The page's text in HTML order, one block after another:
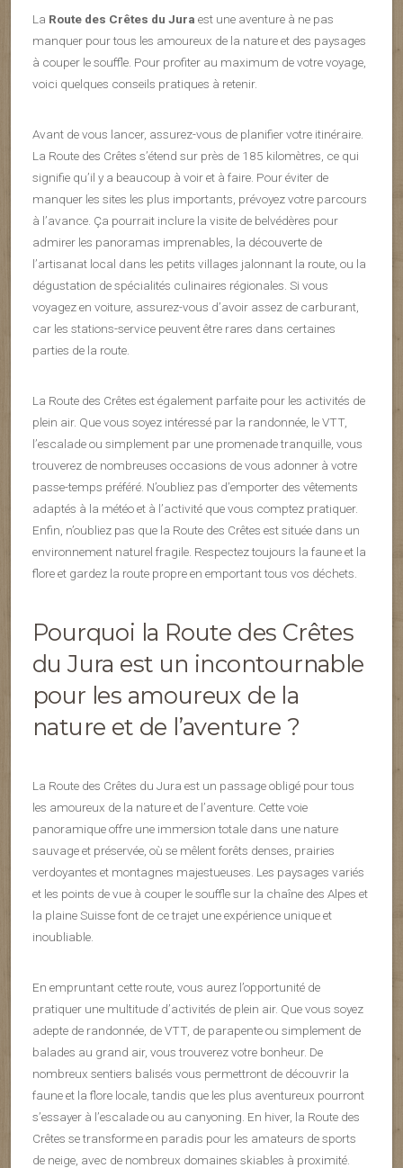
La Route des Crêtes du Jura est une aventure à ne pas
manquer pour tous les amoureux de la nature et des paysages
à couper le souffle. Pour profiter au maximum de votre voyage,
voici quelques conseils pratiques à retenir.
Avant de vous lancer, assurez-vous de planifier votre itinéraire.
La Route des Crêtes s’étend sur près de 185 kilomètres, ce qui
signifie qu’il y a beaucoup à voir et à faire. Pour éviter de
manquer les sites les plus importants, prévoyez votre parcours
à l’avance. Ça pourrait inclure la visite de belvédères pour
admirer les panoramas imprenables, la découverte de
l’artisanat local dans les petits villages jalonnant la route, ou la
dégustation de spécialités culinaires régionales. Si vous
voyagez en voiture, assurez-vous d’avoir assez de carburant,
car les stations-service peuvent être rares dans certaines
parties de la route.
La Route des Crêtes est également parfaite pour les activités de
plein air. Que vous soyez intéressé par la randonnée, le VTT,
l’escalade ou simplement par une promenade tranquille, vous
trouverez de nombreuses occasions de vous adonner à votre
passe-temps préféré. N’oubliez pas d’emporter des vêtements
adaptés à la météo et à l’activité que vous comptez pratiquer.
Enfin, n’oubliez pas que la Route des Crêtes est située dans un
environnement naturel fragile. Respectez toujours la faune et la
flore et gardez la route propre en emportant tous vos déchets.
Pourquoi la Route des Crêtes
du Jura est un incontournable
pour les amoureux de la
nature et de l’aventure ?
La Route des Crêtes du Jura est un passage obligé pour tous
les amoureux de la nature et de l’aventure. Cette voie
panoramique offre une immersion totale dans une nature
sauvage et préservée, où se mêlent forêts denses, prairies
verdoyantes et montagnes majestueuses. Les paysages variés
et les points de vue à couper le souffle sur la chaîne des Alpes et
la plaine Suisse font de ce trajet une expérience unique et
inoubliable.
En empruntant cette route, vous aurez l’opportunité de
pratiquer une multitude d’activités de plein air. Que vous soyez
adepte de randonnée, de VTT, de parapente ou simplement de
balades au grand air, vous trouverez votre bonheur. De
nombreux sentiers balisés vous permettront de découvrir la
faune et la flore locale, tandis que les plus aventureux pourront
s’essayer à l’escalade ou au canyoning. En hiver, la Route des
Crêtes se transforme en paradis pour les amateurs de sports
de neige, avec de nombreux domaines skiables à proximité.